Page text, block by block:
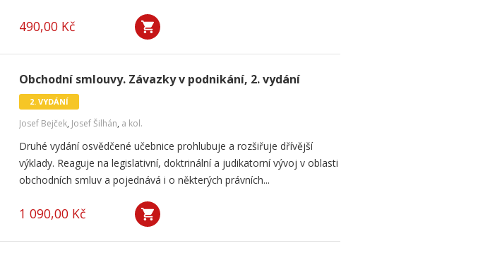
490,00 Kč
Obchodní smlouvy. Závazky v podnikání, 2. vydání
2. VYDÁNÍ
Josef Bejček, Josef Šilhán, a kol.
Druhé vydání osvědčené učebnice prohlubuje a rozšiřuje dřívější
výklady. Reaguje na legislativní, doktrinální a judikatorní vývoj v oblasti
obchodních smluv a pojednává i o některých právních...
1 090,00 Kč